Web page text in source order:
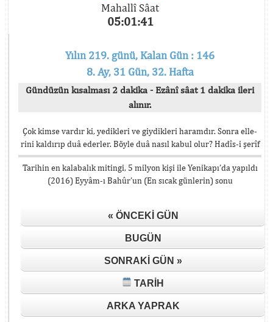
Mahallî Sâat
05:01:41
Yılın 219. günü, Kalan Gün : 146
8. Ay, 31 Gün, 32. Hafta
Gündüzün kısalması 2 dakika - Ezânî sâat 1 dakika ileri
alınır.
Çok kimse vardır ki, yedikleri ve giydikleri haramdır. Sonra elle-
rini kaldırıp duâ ederler. Böyle duâ nasıl kabul olur? Hadîs-i şerîf
Tarihin en kalabalık mitingi, 5 milyon kişi ile Yenikapı’da yapıldı
(2016) Eyyâm-ı Bahûr’un (En sıcak günlerin) sonu
« ÖNCEKI GÜN
BUGÜN
SONRAKI GÜN »
TARIH
ARKA YAPRAK